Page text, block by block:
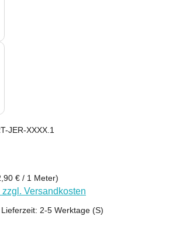
JER-XXXX.1
€ / 1 Meter)
Versandkosten
2-5 Werktage (S)